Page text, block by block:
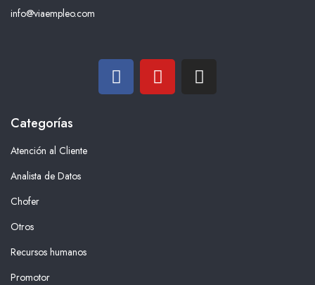
info@viaempleo.com
Categorías
Atención al Cliente
Analista de Datos
Chofer
Otros
Recursos humanos
Promotor